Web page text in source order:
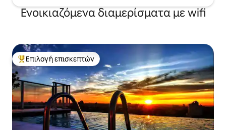
Ενοικιαζόμενα διαμερίσματα με wifi
Κορυφαία επιλογή επισκεπτών
Επιλογή επισκεπτών